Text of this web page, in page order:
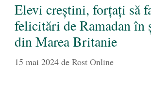
Elevi creștini, forțați să
felicitări de Ramadan în
din Marea Britanie
15 mai 2024 de Rost Online